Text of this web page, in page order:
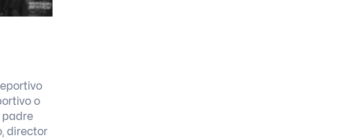
o
padre
director